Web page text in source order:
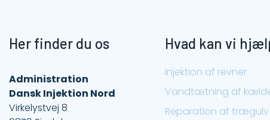
Her finder du os
Administration
Dansk Injektion Nord
Virkelystvej 8
Hvad kan vi
Injektion af revner
Vandtætning af
Reparation af trægulv